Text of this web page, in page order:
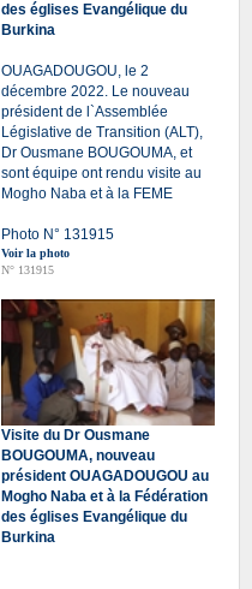
des églises Evangélique du
Burkina
OUAGADOUGOU, le 2
décembre 2022. Le nouveau
président de l`Assemblée
Législative de Transition (ALT),
Dr Ousmane BOUGOUMA, et
sont équipe ont rendu visite au
Mogho Naba et à la FEME
Photo N° 131915
Voir la photo
N° 131915
Visite du Dr Ousmane
BOUGOUMA, nouveau
président OUAGADOUGOU au
Mogho Naba et à la Fédération
des églises Evangélique du
Burkina